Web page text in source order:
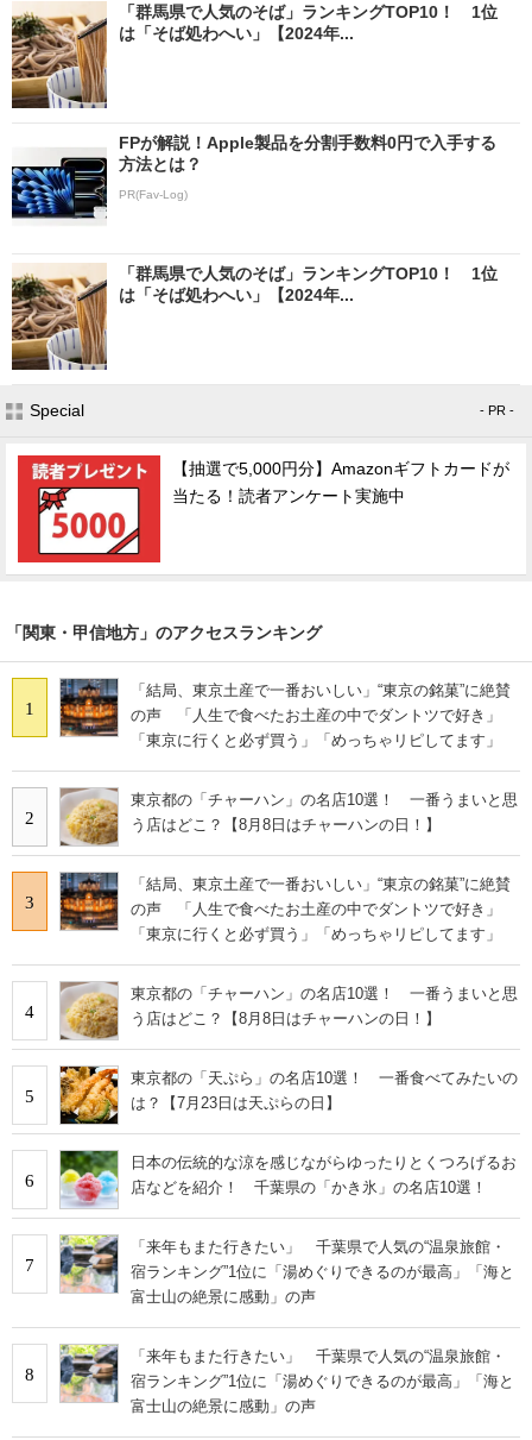
「群馬県で人気のそば」ランキングTOP10！ 1位
は「そば処わへい」【2024年...
FPが解説！Apple製品を分割手数料0円で入手する
方法とは？
PR(Fav-Log)
「群馬県で人気のそば」ランキングTOP10！ 1位
は「そば処わへい」【2024年...
Special - PR -
【抽選で5,000円分】Amazonギフトカードが
当たる！読者アンケート実施中
「関東・甲信地方」のアクセスランキング
1
「結局、東京土産で一番おいしい」“東京の銘菓”に絶賛
の声 「人生で食べたお土産の中でダントツで好き」
「東京に行くと必ず買う」「めっちゃリピしてます」
2
東京都の「チャーハン」の名店10選！ 一番うまいと思
う店はどこ？【8月8日はチャーハンの日！】
3
「結局、東京土産で一番おいしい」“東京の銘菓”に絶賛
の声 「人生で食べたお土産の中でダントツで好き」
「東京に行くと必ず買う」「めっちゃリピしてます」
4
東京都の「チャーハン」の名店10選！ 一番うまいと思
う店はどこ？【8月8日はチャーハンの日！】
5
東京都の「天ぷら」の名店10選！ 一番食べてみたいの
は？【7月23日は天ぷらの日】
6
日本の伝統的な涼を感じながらゆったりとくつろげるお
店などを紹介！ 千葉県の「かき氷」の名店10選！
7
「来年もまた行きたい」 千葉県で人気の“温泉旅館・
宿ランキング”1位に「湯めぐりできるのが最高」「海と
富士山の絶景に感動」の声
8
「来年もまた行きたい」 千葉県で人気の“温泉旅館・
宿ランキング”1位に「湯めぐりできるのが最高」「海と
富士山の絶景に感動」の声